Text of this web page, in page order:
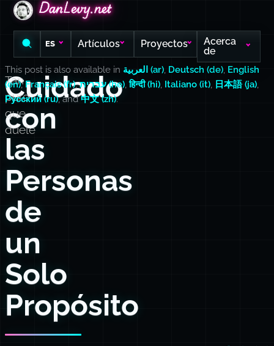
DanLevy.net
DanLevy.net
DanLevy.net
ES Artículos Proyectos
Acerca
de
Cuidado
con
las
Personas
de
un
Solo
Propósito
Tan
puro
que
duele
This post is also available in العربية (ar), Deutsch (de), English
(en),Français (fr), עברית (he),हिन्दी (hi), Italiano (it), 日本語 (ja),
Русский (ru), and中文 (zh).